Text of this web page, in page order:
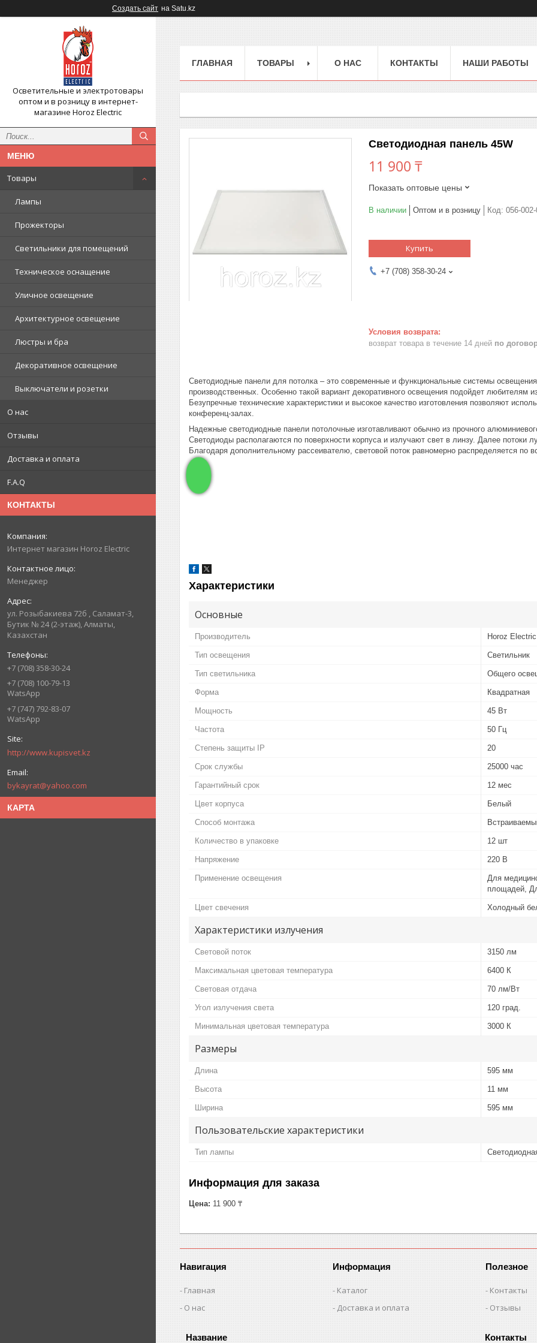
Создать сайт на Satu.kz
Осветительные и электротовары
оптом и в розницу в интернет-
магазине Horoz Electriс
Товары
Лампы
Прожекторы
Светильники для помещений
Техническое оснащение
Уличное освещение
Архитектурное освещение
Люстры и бра
Декоративное освещение
Выключатели и розетки
О нас
Отзывы
Доставка и оплата
F.A.Q
КОНТАКТЫ
Интернет магазин Horoz Electric
Менеджер
ул. Розыбакиева 72б , Саламат-3,
Бутик № 24 (2-этаж), Алматы,
Казахстан
+7 (708) 358-30-24
+7 (708) 100-79-13
WatsApp
+7 (747) 792-83-07
WatsApp
http://www.kupisvet.kz
bykayrat@yahoo.com
КАРТА
ГЛАВНАЯ ТОВАРЫ О НАС КОНТАКТЫ НАШИ РАБОТЫ
Светодиодная панель 45W
11 900 ₸
Показать оптовые цены
В наличии Оптом и в розницу Код: 056-
Купить
+7 (708) 358-30-24
возврат товара в течение 14 дней по
Светодиодные панели для потолка – это современные и функциональные системы
производственных. Особенно такой вариант декоративного освещения подойдет любителям
Безупречные технические характеристики и высокое качество изготовления позволяют
конференц-залах.
Надежные светодиодные панели потолочные изготавливают обычно из прочного
Светодиоды располагаются по поверхности корпуса и излучают свет в линзу. Далее потоки
Благодаря дополнительному рассеивателю, световой поток равномерно распределяется по
Характеристики
Основные
Производитель Horoz Electric
Тип освещения Светильник
Тип светильника Общего
Форма Квадратная
Мощность 45 Вт
Частота 50 Гц
Степень защиты IP 20
Срок службы 25000 час
Гарантийный срок 12 мес
Цвет корпуса Белый
Способ монтажа
Количество в упаковке 12 шт
Напряжение 220 В
Применение освещения
Для
площадей,
Цвет свечения Холодный
Характеристики излучения
Световой поток 3150 лм
Максимальная цветовая температура 6400 К
Световая отдача 70 лм/Вт
Угол излучения света 120 град.
Минимальная цветовая температура 3000 К
Размеры
Длина 595 мм
Высота 11 мм
Ширина 595 мм
Пользовательские характеристики
Тип лампы
Информация для заказа
Цена: 11 900 ₸
Навигация
Главная
О нас
Информация
Каталог
Доставка и оплата
Полезное
Контакты
Отзывы